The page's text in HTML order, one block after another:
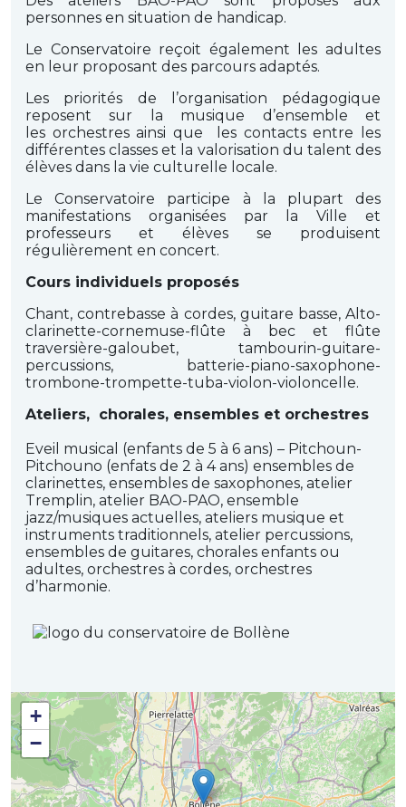
personnes en situation de handicap.
Le Conservatoire reçoit également les adultes
en leur proposant des parcours adaptés.
Les priorités de l’organisation pédagogique
reposent sur la musique d’ensemble et
les orchestres ainsi que les contacts entre les
différentes classes et la valorisation du talent des
élèves dans la vie culturelle locale.
Le Conservatoire participe à la plupart des
manifestations organisées par la Ville et
professeurs et élèves se produisent
régulièrement en concert.
Cours individuels proposés
Chant, contrebasse à cordes, guitare basse, Alto-
clarinette-cornemuse-flûte à bec et flûte
traversière-galoubet, tambourin-guitare-
percussions, batterie-piano-saxophone-
trombone-trompette-tuba-violon-violoncelle.
Ateliers, chorales, ensembles et orchestres
Eveil musical (enfants de 5 à 6 ans) – Pitchoun-
Pitchouno (enfats de 2 à 4 ans) ensembles de
clarinettes, ensembles de saxophones, atelier
Tremplin, atelier BAO-PAO, ensemble
jazz/musiques actuelles, ateliers musique et
instruments traditionnels, atelier percussions,
ensembles de guitares, chorales enfants ou
adultes, orchestres à cordes, orchestres
d’harmonie.
+
−